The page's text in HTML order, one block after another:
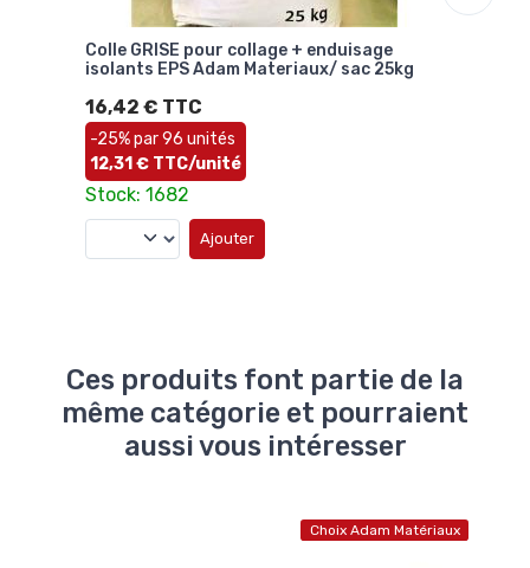
Colle GRISE pour collage + enduisage
isolants EPS Adam Materiaux/ sac 25kg
16,42 € TTC
-25% par 96 unités
12,31 € TTC/unité
Stock: 1682
Ajouter
Ces produits font partie de la
même catégorie et pourraient
aussi vous intéresser
Choix Adam Matériaux